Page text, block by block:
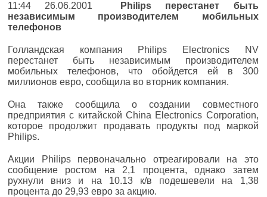
11:44 26.06.2001
Philips перестанет быть
независимым производителем мобильных
телефонов
Голландская компания Philips Electronics NV
перестанет быть независимым производителем
мобильных телефонов, что обойдется ей в 300
миллионов евро, сообщила во вторник компания.
Она также сообщила о создании совместного
предприятия с китайской China Electronics Corporation,
которое продолжит продавать продукты под маркой
Philips.
Акции Philips первоначально отреагировали на это
сообщение ростом на 2,1 процента, однако затем
рухнули вниз и на 10.13 к/в подешевели на 1,38
процента до 29,93 евро за акцию.